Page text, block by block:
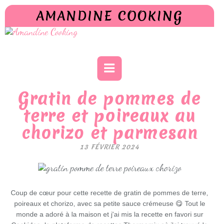
AMANDINE COOKING
Gratin de pommes de
terre et poireaux au
chorizo et parmesan
13 FÉVRIER 2024
Coup de cœur pour cette recette de gratin de pommes de terre,
poireaux et chorizo, avec sa petite sauce crémeuse 😋 Tout le
monde a adoré à la maison et j'ai mis la recette en favori sur